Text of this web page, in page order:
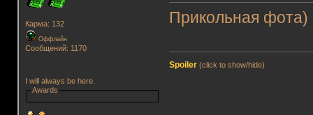
Карма: 132
Оффлайн
Сообщений: 1170
I will always be here.
Awards
Прикольная фота)
Spoiler (click to show/hide)